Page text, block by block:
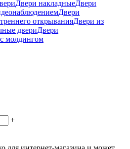
Двери накладныеДвери
Двери
открыванияДвери из
двериДвери
молдингом
+